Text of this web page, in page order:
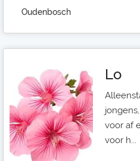
Oudenbosch
Lo
voor af
voor h...